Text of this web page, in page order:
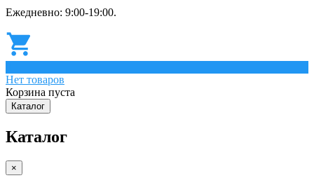
Ежедневно: 9:00-19:00.
Нет товаров
Корзина пуста
Каталог
Каталог
×